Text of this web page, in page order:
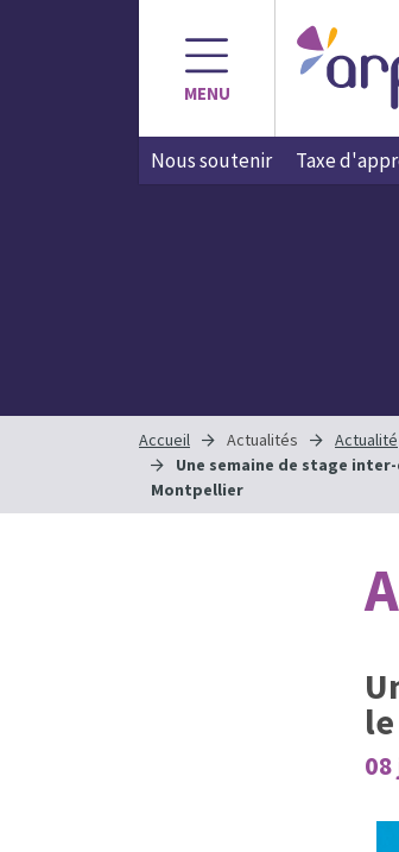
MENU
Nous soutenir Taxe
Accueil Actualités
Actualité
Une semaine de stage
Montpellier